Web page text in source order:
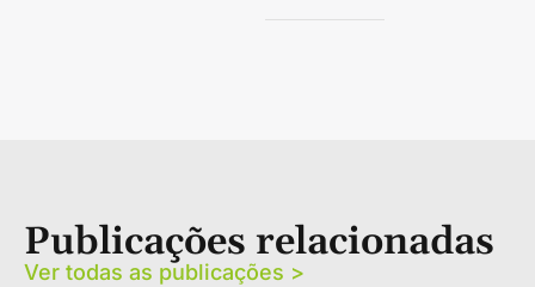
Publicações relacionadas
Ver todas as publicações >